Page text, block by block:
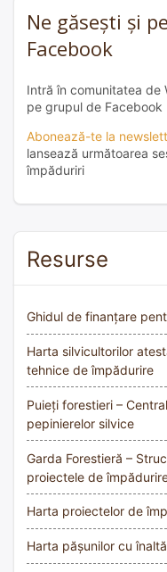
continua până la 14
Ne găsești și
Facebook
Intră în comunitatea de
pe grupul de Facebook
Abonează-te la
lansează următoarea
împăduriri
Resurse
Ghidul de finanțare
Harta silvicultorilor
tehnice de împădurire
Puieți forestieri –
pepinierelor silvice
Garda Forestieră –
proiectele de
Harta proiectelor de
Harta pășunilor cu